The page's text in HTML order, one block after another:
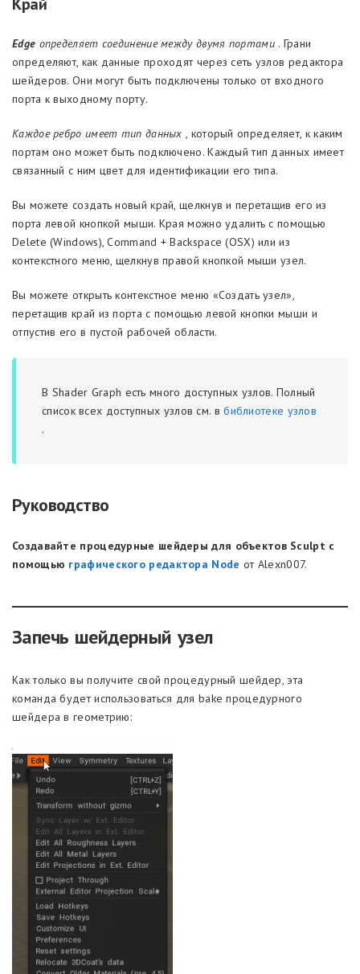
Edge определяет соединение между двумя портами. Грани
определяют, как данные проходят через сеть узлов редактора
шейдеров. Они могут быть подключены только от входного
порта к выходному порту.
Каждое ребро имеет тип данных , который определяет, к каким
портам оно может быть подключено. Каждый тип данных имеет
связанный с ним цвет для идентификации его типа.
Вы можете создать новый край, щелкнув и перетащив его из
порта левой кнопкой мыши. Края можно удалить с помощью
Delete (Windows), Command + Backspace (OSX) или из
контекстного меню, щелкнув правой кнопкой мыши узел.
Вы можете открыть контекстное меню «Создать узел»,
перетащив край из порта с помощью левой кнопки мыши и
отпустив его в пустой рабочей области.
В Shader Graph есть много доступных узлов. Полный
список всех доступных узлов см. вбиблиотеке узлов
.
Руководство
Создавайте процедурные шейдеры для объектов Sculpt с
помощью графического редактора Node от Alexn007.
Запечь шейдерный узел
Как только вы получите свой процедурный шейдер, эта
команда будет использоваться для bake процедурного
шейдера в геометрию: